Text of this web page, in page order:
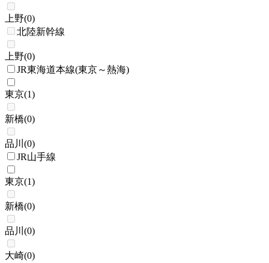
上野(0)
北陸新幹線
上野(0)
JR東海道本線(東京～熱海)
東京(1)
新橋(0)
品川 (0)
JR山手線
東京(1)
新橋(0)
品川 (0)
大崎(0)